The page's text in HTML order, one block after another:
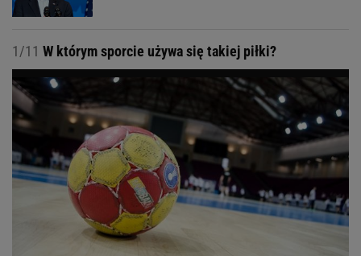
1/11 W którym sporcie używa się takiej piłki?